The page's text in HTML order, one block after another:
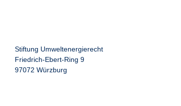
Stiftung Umweltenergierecht
Friedrich-Ebert-Ring 9
97072 Würzburg